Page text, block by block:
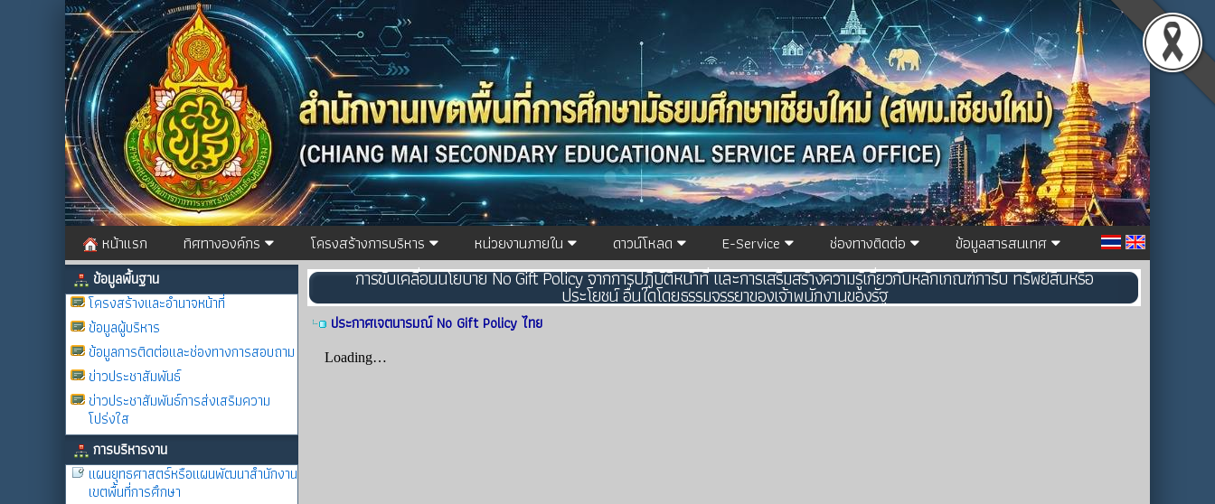
หน้าแรก ทิศทางองค์กร โครงสร้างการบริหาร หน่วยงานภายใน ดาวน์โหลด E-Service ช่องทางติดต่อ ข้อมูลสารสนเทศ
ข้อมูลพื้นฐาน
โครงสร้างและอำนาจหน้าที่
ข้อมูลผู้บริหาร
ข้อมูลการติดต่อและช่องทางการสอบถาม
ข่าวประชาสัมพันธ์
ข่าวประชาสัมพันธ์การส่งเสริมความ
โปร่งใส
การบริหารงาน
แผนยุทธศาสตร์หรือแผนพัฒนาสำนักงาน
เขตพื้นที่การศึกษา
การขับเคลื่อนนโยบาย No Gift Policy จากการปฏิบัติหน้าที่ และการเสริมสร้างความรู้เกี่ยวกับหลักเกณฑ์การับ ทรัพย์สินหรือ
ประโยชน์ อื่นใดโดยธรรมจรรยาของเจ้าพนักงานของรัฐ
ประกาศเจตนารมณ์ No Gift Policy ไทย